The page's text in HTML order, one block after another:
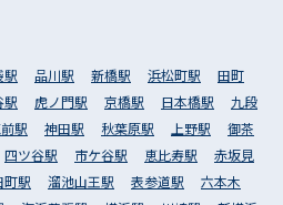
駅 品川駅 新橋駅 浜松町駅
田町
駅 虎ノ門駅 京橋駅 日本橋駅
九段
駅 神田駅 秋葉原駅 上野駅
御茶
四ツ谷駅 市ケ谷駅 恵比寿駅
赤坂見
町駅 溜池山王駅 表参道駅
六本木